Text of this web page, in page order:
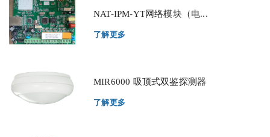
NAT-IPM-YT网络模块（电...
了解更多
MIR6000 吸顶式双鉴探测器
了解更多